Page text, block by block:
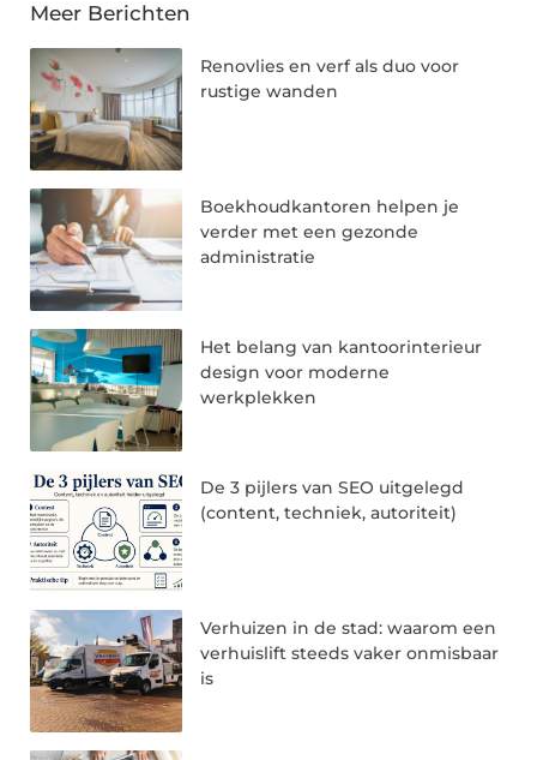
Meer Berichten
Renovlies en verf als duo voor
rustige wanden
Boekhoudkantoren helpen je
verder met een gezonde
administratie
Het belang van kantoorinterieur
design voor moderne
werkplekken
De 3 pijlers van SEO uitgelegd
(content, techniek, autoriteit)
Verhuizen in de stad: waarom een
verhuislift steeds vaker onmisbaar
is